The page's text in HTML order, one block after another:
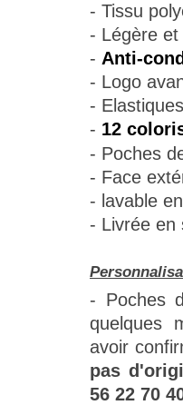
- Tissu
- Légère
- Anti-
- Logo
-
- 12
- Poches
- Face
- lavable
- Livrée en
- Poches
quelques
avoir
pas
56 22 70